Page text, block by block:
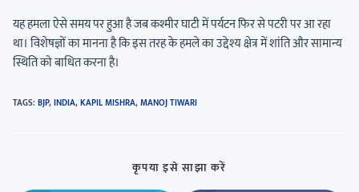
यह हमला ऐसे समय पर हुआ है जब कश्मीर घाटी में पर्यटन फिर से पटरी पर आ रहा
था। विशेषज्ञों का मानना है कि इस तरह के हमले का उद्देश्य क्षेत्र में शांति और सामान्य
स्थिति को बाधित करना है।
TAGS: BJP,INDIA,KAPIL MISHRA,MANOJ TIWARI
कृपया इसे साझा करें